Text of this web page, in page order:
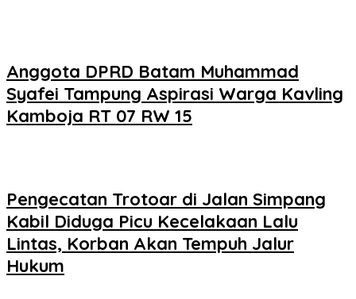
Anggota DPRD Batam Muhammad
Syafei Tampung Aspirasi Warga Kavling
Kamboja RT 07 RW 15
Pengecatan Trotoar di Jalan Simpang
Kabil Diduga Picu Kecelakaan Lalu
Lintas, Korban Akan Tempuh Jalur
Hukum